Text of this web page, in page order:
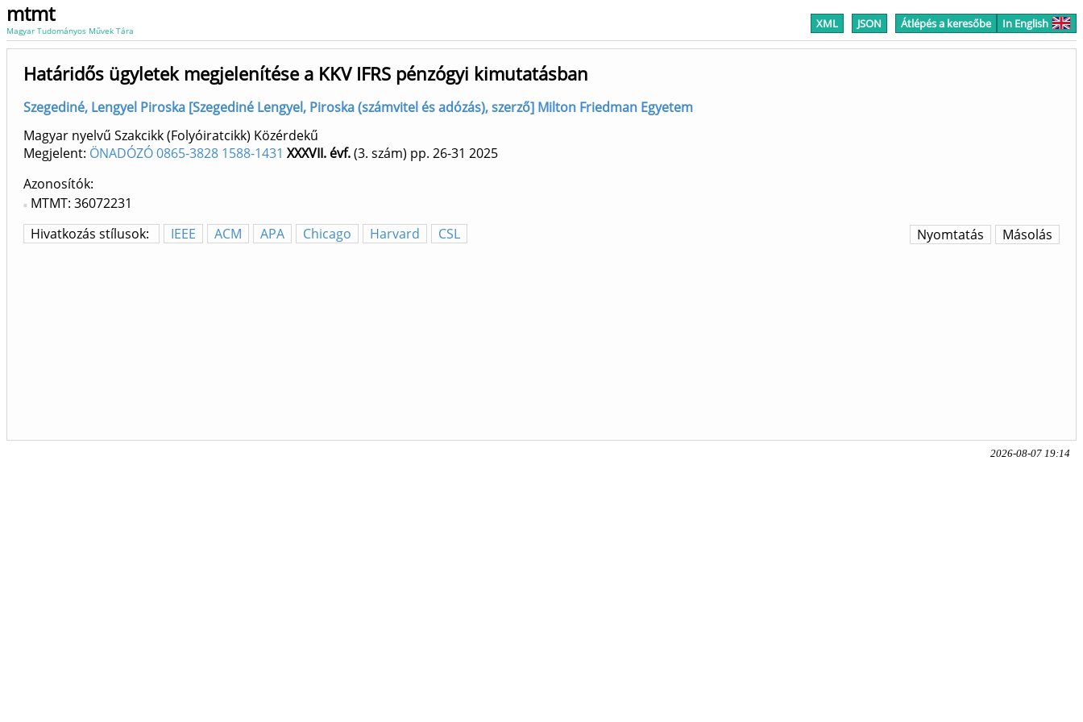
mtmt
Magyar Tudományos Művek Tára XML JSON Átlépés a keresőbe In English
Határidős ügyletek megjelenítése a KKV IFRS pénzógyi kimutatásban
Szegediné, Lengyel Piroska [Szegediné Lengyel, Piroska (számvitel és adózás), szerző] Milton Friedman Egyetem
Magyar nyelvű Szakcikk (Folyóiratcikk) Közérdekű
Megjelent: ÖNADÓZÓ 0865-3828 1588-1431 XXXVII. évf.(3. szám) pp. 26-31 2025
Azonosítók
MTMT: 36072231
Hivatkozás stílusok:
IEEE ACM APA Chicago Harvard CSL Másolás
Nyomtatás
2026-08-07 19:14